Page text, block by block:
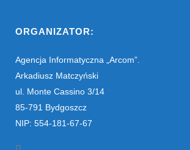
ORGANIZATOR:
Agencja Informatyczna „Arcom”.
Arkadiusz Matczyński
ul. Monte Cassino 3/14
85-791 Bydgoszcz
NIP: 554-181-67-67